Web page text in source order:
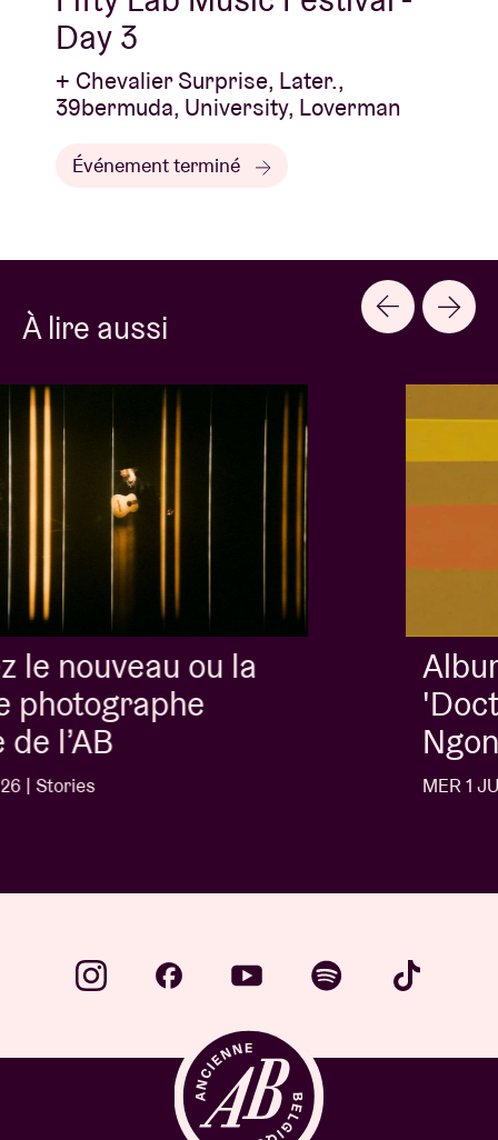
Day 3
+ Chevalier Surprise, Later.,
39bermuda, University, Loverman
Événement terminé
À lire aussi
Album of the week:
'Doctrine Of Love' - Jalen
Ngonda
MER 1 JUIL 26 | Stories